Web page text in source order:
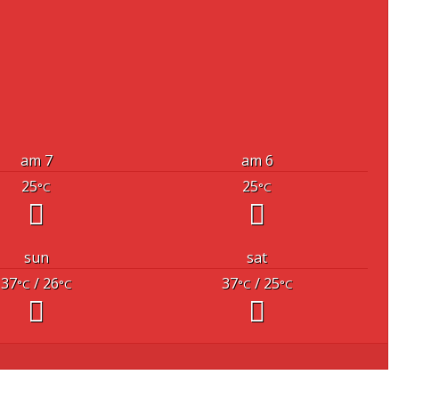
6 am
7 am
25°C
25°C
sat
sun
37°C/ 25°C
37°C/ 26°C